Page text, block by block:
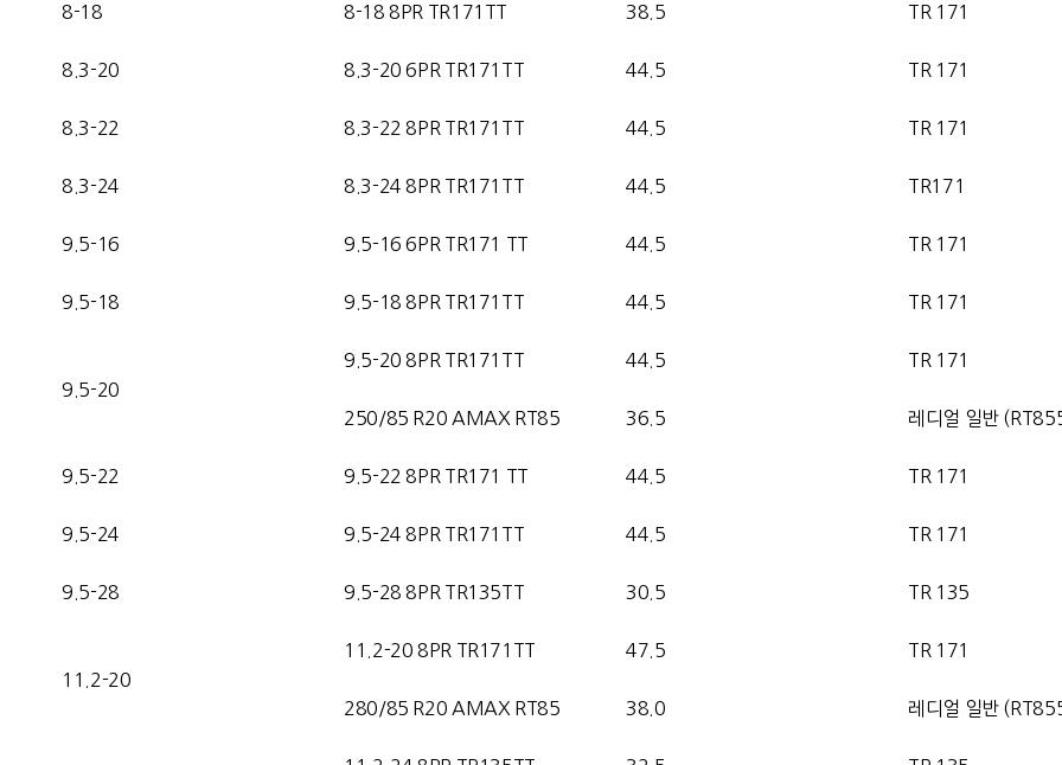
8-18 8-18 8PR TR171TT 38.5 TR 171
8.3-20 8.3-20 6PR TR171TT 44.5 TR 171
8.3-22 8.3-22 8PR TR171TT 44.5 TR 171
8.3-24 8.3-24 8PR TR171TT 44.5 TR171
9.5-16 9.5-16 6PR TR171 TT 44.5 TR 171
9.5-18 9.5-18 8PR TR171TT 44.5 TR 171
9.5-20
9.5-20 8PR TR171TT 44.5 TR 171
250/85 R20 AMAX RT85 36.5 레디얼 일반
9.5-22 9.5-22 8PR TR171 TT 44.5 TR 171
9.5-24 9.5-24 8PR TR171TT 44.5 TR 171
9.5-28 9.5-28 8PR TR135TT 30.5 TR 135
11.2-20
11.2-20 8PR TR171TT 47.5 TR 171
280/85 R20 AMAX RT85 38.0 레디얼 일반